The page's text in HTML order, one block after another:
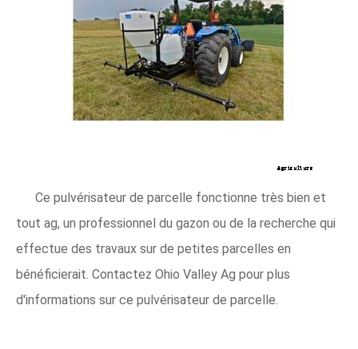
Ce pulvérisateur de parcelle fonctionne très bien et
tout ag, un professionnel du gazon ou de la recherche qui
effectue des travaux sur de petites parcelles en
bénéficierait. Contactez Ohio Valley Ag pour plus
d'informations sur ce pulvérisateur de parcelle.